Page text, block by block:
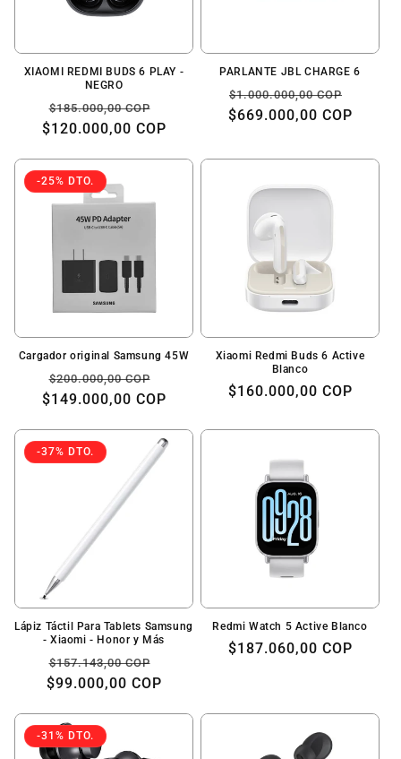
XIAOMI REDMI BUDS 6 PLAY -
NEGRO
Precio
habitual
$185.000,00 COP
de
$120.000,00 COP
PARLANTE JBL CHARGE 6
Precio
habitual
$1.000.000,00 COP
de
$669.000,00 COP
-25% DTO.
Cargador original Samsung 45W
Precio
habitual
$200.000,00 COP
de
$149.000,00 COP
Xiaomi Redmi Buds 6 Active
Blanco
Precio
$160.000,00 COP
-37% DTO.
Lápiz Táctil Para Tablets Samsung
- Xiaomi - Honor y Más
Precio
habitual
$157.143,00 COP
de
$99.000,00 COP
Redmi Watch 5 Active Blanco
Precio
$187.060,00 COP
-31% DTO.